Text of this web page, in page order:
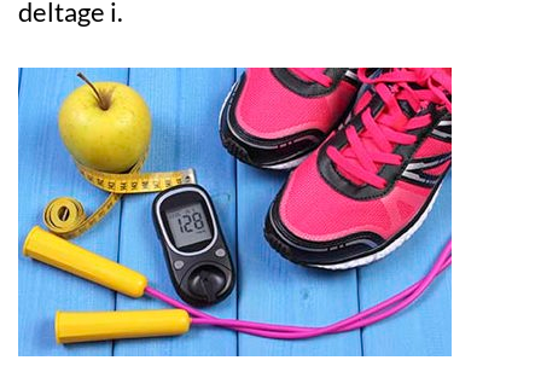
deltage i.